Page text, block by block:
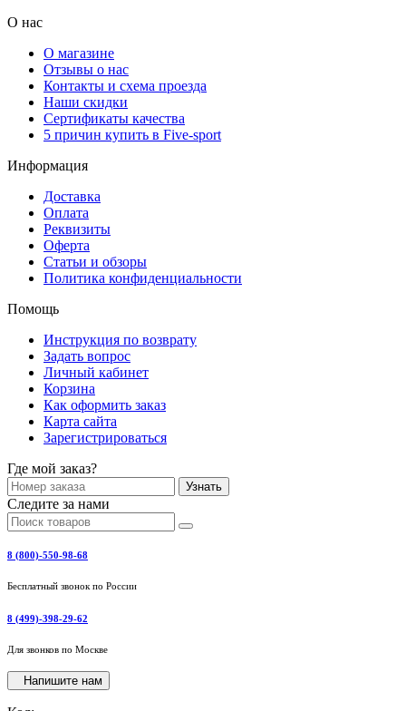
О нас
О магазине
Отзывы о нас
Контакты и схема проезда
Наши скидки
Сертификаты качества
5 причин купить в Five-sport
Информация
Доставка
Оплата
Реквизиты
Оферта
Статьи и обзоры
Политика конфиденциальности
Помощь
Инструкция по возврату
Задать вопрос
Личный кабинет
Корзина
Как оформить заказ
Карта сайта
Зарегистрироваться
Где мой заказ?
Узнать
Следите за нами
8 (800)-550-98-68
Бесплатный звонок по России
8 (499)-398-29-62
Для звонков по Москве
Напишите нам